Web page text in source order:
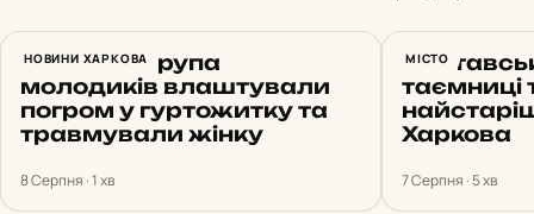
НОВИНИ ХАРКОВА
У Харкові група
молодиків влаштували
погром у гуртожитку та
травмували жінку
8 Серпня · 1 хв
МІСТО
таємниці
Харкова
7 Серпня · 5 хв